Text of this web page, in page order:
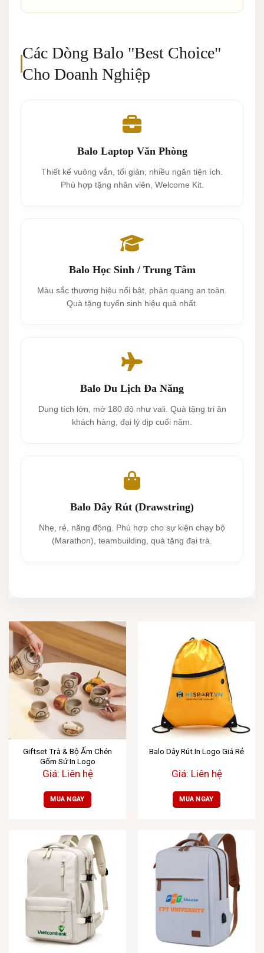
Các Dòng Balo "Best Choice"
Cho Doanh Nghiệp
Balo Laptop Văn Phòng
Thiết kế vuông vắn, tối giản, nhiều ngăn tiện ích.
Phù hợp tặng nhân viên, Welcome Kit.
Balo Học Sinh / Trung Tâm
Màu sắc thương hiệu nổi bật, phản quang an toàn.
Quà tặng tuyển sinh hiệu quả nhất.
Balo Du Lịch Đa Năng
Dung tích lớn, mở 180 độ như vali. Quà tặng tri ân
khách hàng, đại lý dịp cuối năm.
Balo Dây Rút (Drawstring)
Nhẹ, rẻ, năng động. Phù hợp cho sự kiện chạy bộ
(Marathon), teambuilding, quà tặng đại trà.
Giftset Trà & Bộ Ấm Chén
Gốm Sứ In Logo
Giá: Liên hệ
MUA NGAY
Balo Dây Rút In Logo Giá Rẻ
Giá: Liên hệ
MUA NGAY